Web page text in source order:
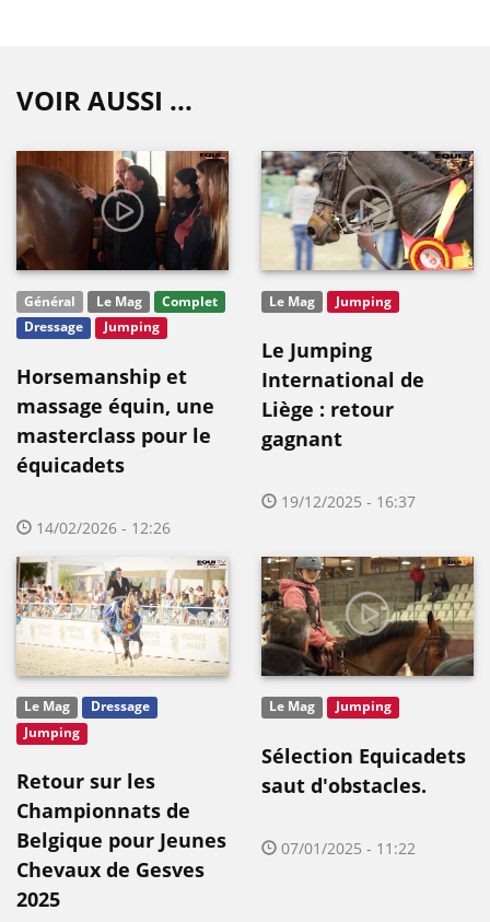
VOIR AUSSI ...
Général Le Mag
Complet
Dressage
Jumping
Horsemanship et
massage équin, une
masterclass pour le
équicadets
14/02/2026 - 12:26
Le Mag Jumping
Le Jumping
International de
Liège : retour
gagnant
19/12/2025 - 16:37
Le Mag
Dressage
Jumping
Retour sur les
Championnats de
Belgique pour Jeunes
Chevaux de Gesves
2025
Le Mag Jumping
Sélection Equicadets
saut d'obstacles.
07/01/2025 - 11:22